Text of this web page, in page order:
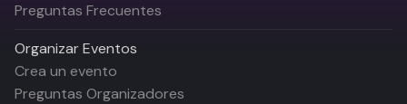
Preguntas Frecuentes
Organizar Eventos
Crea un evento
Preguntas Organizadores